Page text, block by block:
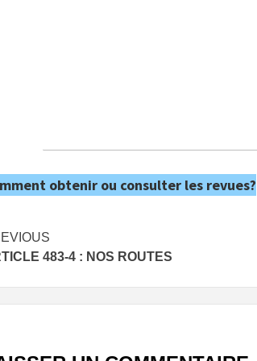
obtenir ou consulter les revues?
483-4 : NOS ROUTES